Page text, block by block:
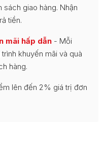
giao hàng. Nhận
tiền.
mãi hấp dẫn - Mỗi
khuyến mãi và quà
hàng.
lên đến 2% giá trị đơn